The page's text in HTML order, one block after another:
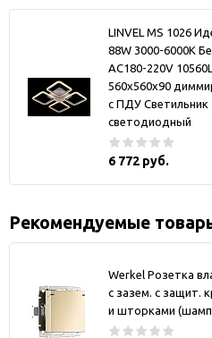
LINVEL MS 1026
88W 3000-6000К
AC180-220V
560х560х90
с ПДУ Светильник
светодиодный
6 772 руб.
Рекомендуемые
Werkel Розетка
с зазем. с защит.
и шторками